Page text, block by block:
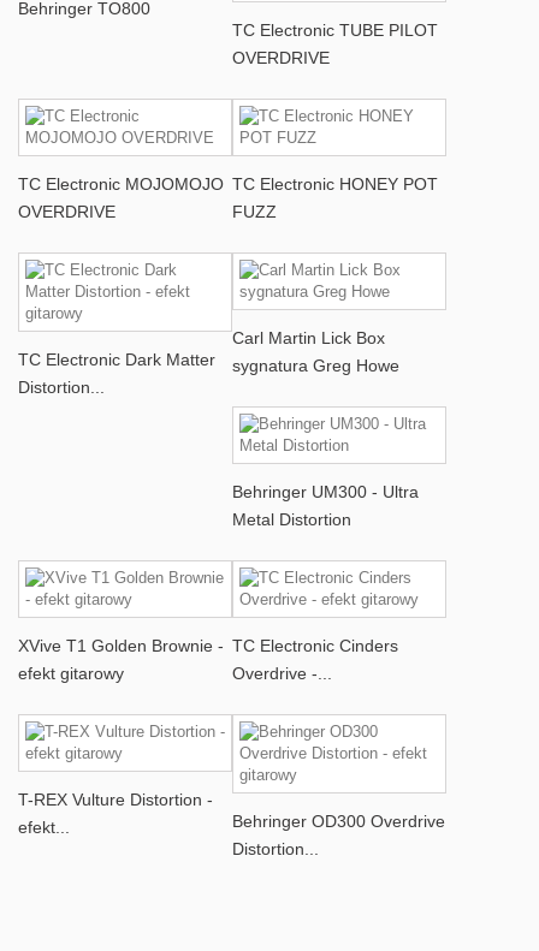
Behringer TO800
TC Electronic TUBE PILOT
OVERDRIVE
TC Electronic MOJOMOJO
OVERDRIVE
TC Electronic HONEY POT
FUZZ
TC Electronic Dark Matter
Distortion...
Carl Martin Lick Box
sygnatura Greg Howe
Behringer UM300 - Ultra
Metal Distortion
XVive T1 Golden Brownie -
efekt gitarowy
TC Electronic Cinders
Overdrive -...
T-REX Vulture Distortion -
efekt...
Behringer OD300 Overdrive
Distortion...